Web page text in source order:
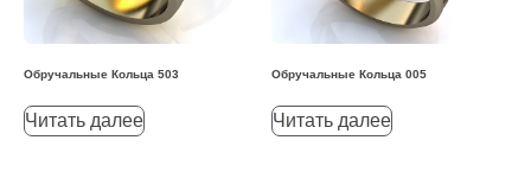
Обручальные Кольца 503
Читать далее
Обручальные Кольца 005
Читать далее